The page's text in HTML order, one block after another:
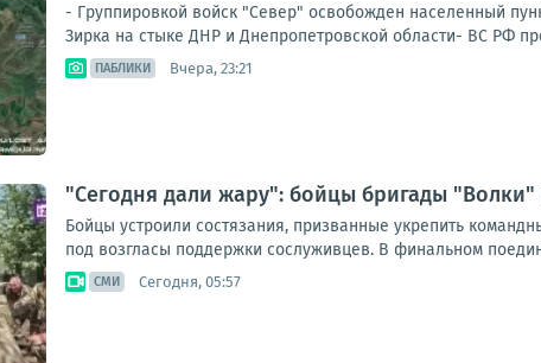
- Группировкой войск "Север" освобожден населенный
Зирка на стыке ДНР и Днепропетровской области- ВС РФ
ПАБЛИКИ Вчера, 23:21
"Сегодня дали жару": бойцы бригады
Бойцы устроили состязания, призванные укрепить
под возгласы поддержки сослуживцев. В финальном
СМИ Сегодня, 05:57